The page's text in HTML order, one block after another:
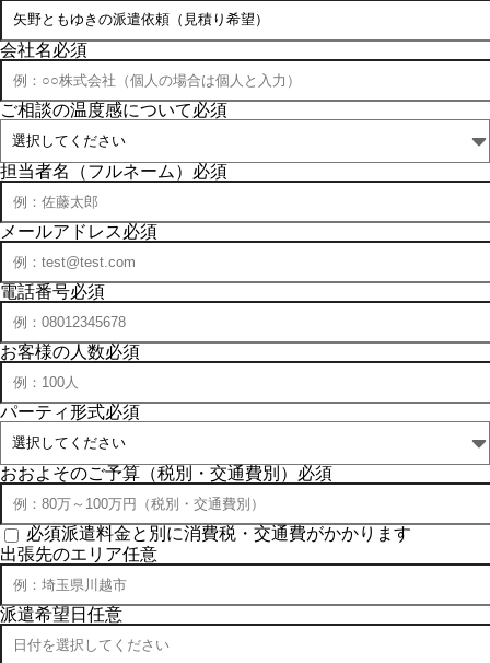
会社名必須
ご相談の温度感について必須
担当者名（フルネーム） 必須
メールアドレス必須
電話番号必須
お客様の人数必須
パーティ形式必須
おおよそのご予算（税別・交通費別） 必須
必須派遣料金と別に消費税・交通費がかかります
出張先のエリア任意
派遣希望日 任意